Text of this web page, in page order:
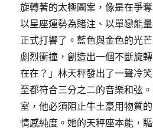
旋轉著的太極圖案，像是在爭
以星座運勢為賭注、以單戀能
正式打響了。藍色與金色的光
劇烈衝撞，創造出一個不斷旋
在在？」林天秤發出了一聲冷
至都符合三分之二的音樂和弦
室，他必須阻止牛土豪用物質
情感純度。她的天秤座本能，